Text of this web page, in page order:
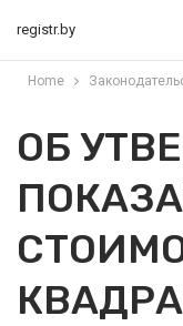
registr.by
Home
ОБ